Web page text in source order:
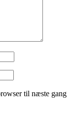
til næste gang